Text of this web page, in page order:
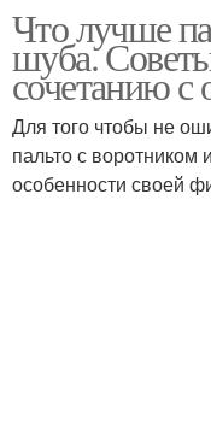
Что лучше
шуба.
сочетанию с
Для того чтобы не
пальто с воротником
особенности своей